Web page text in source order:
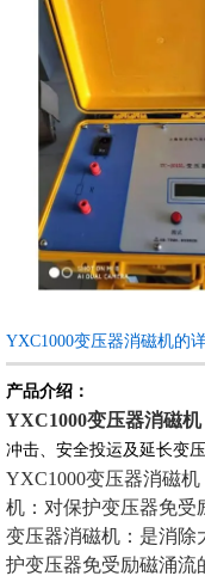
YXC1000变压器消磁机的
产品介绍：
YXC1000变压器消磁机
冲击、安全投运及延长变
YXC1000变压器消磁
机：对保护变压器免受
变压器消磁机：是消除
护变压器免受励磁涌流